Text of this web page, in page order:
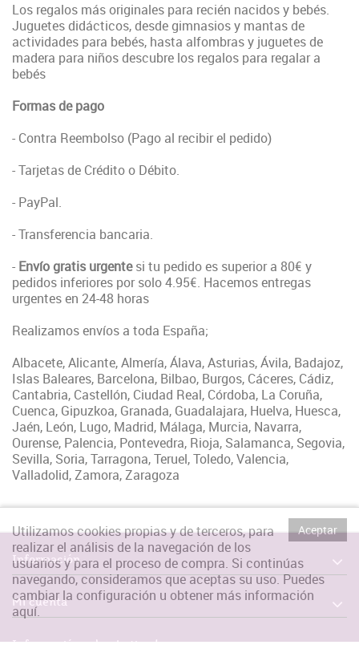
Los regalos más originales para recién nacidos y bebés.
Juguetes didácticos, desde gimnasios y mantas de
actividades para bebés, hasta alfombras y juguetes de
madera para niños descubre los regalos para regalar a
bebés
Formas de pago
- Contra Reembolso (Pago al recibir el pedido)
- Tarjetas de Crédito o Débito.
- PayPal.
- Transferencia bancaria.
- Envío gratis urgentesi tu pedido es superior a 80€ y
pedidos inferiores por solo 4.95€. Hacemos entregas
urgentes en 24-48 horas
Realizamos envíos a toda España;
Albacete, Alicante, Almería, Álava, Asturias, Ávila, Badajoz,
Islas Baleares, Barcelona, Bilbao, Burgos, Cáceres, Cádiz,
Cantabria, Castellón, Ciudad Real, Córdoba, La Coruña,
Cuenca, Gipuzkoa, Granada, Guadalajara, Huelva, Huesca,
Jaén, León, Lugo, Madrid, Málaga, Murcia, Navarra,
Ourense, Palencia, Pontevedra, Rioja, Salamanca, Segovia,
Sevilla, Soria, Tarragona, Teruel, Toledo, Valencia,
Valladolid, Zamora, Zaragoza
Información
Mi cuenta
Información sobre la tienda
Aceptar
Utilizamos cookies propias y de terceros, para
realizar el análisis de la navegación de los
usuarios y para el proceso de compra. Si continúas
navegando, consideramos que aceptas su uso. Puedes
cambiar la configuración u obtener más información
aquí.